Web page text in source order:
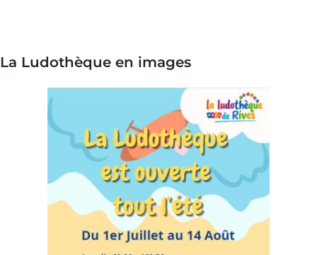
La Ludothèque en images